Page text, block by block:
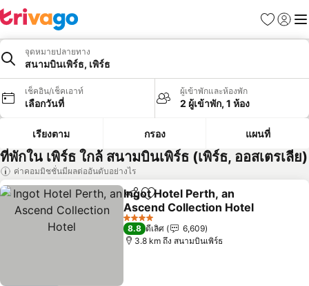
รายการโป
เข้าสู่ร
เมนู
จุดหมายปลายทาง
สนามบินเพิร์ธ, เพิร์ธ
เช็คอิน/เช็คเอาท์
เลือกวันที่
ผู้เข้าพักและห้องพัก
2 ผู้เข้าพัก, 1 ห้อง
เรียงตาม กรอง แผนที่
ที่พักใน เพิร์ธ ใกล้ สนามบินเพิร์ธ (เพิร์ธ, ออสเตรเลีย)
ค่าคอมมิชชั่นมีผลต่ออันดับอย่างไร
แชร์ เพิ่มในรายการโปรด
Ingot Hotel Perth, an
Ascend Collection Hotel
ดูราคา
4 ดาว
8.8 ดีเลิศ
6,609
3.8 km ถึง สนามบินเพิร์ธ